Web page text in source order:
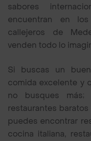
sabores
encuentran en
callejeros de
venden todo lo
Si buscas un
comida excelente y
no busques más;
restaurantes
puedes encontrar
cocina italiana,